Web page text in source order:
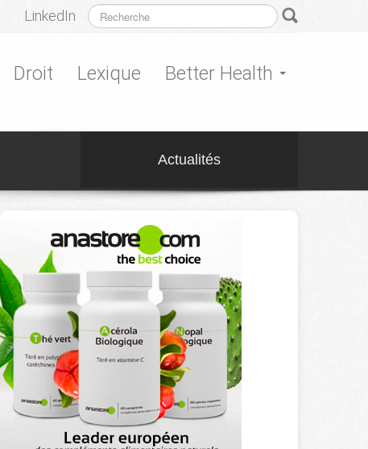
LinkedIn
Droit Lexique Better Health
Actualités